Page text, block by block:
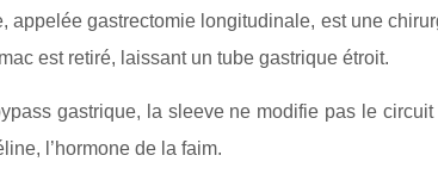
appelée gastrectomie longitudinale, est une
est retiré, laissant un tube gastrique étroit.
gastrique, la sleeve ne modifie pas le
l’hormone de la faim.